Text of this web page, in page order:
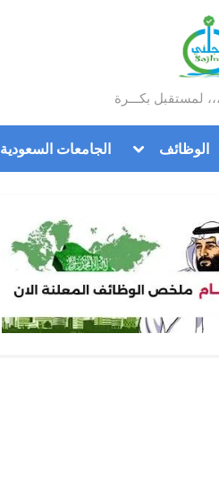
لمستقبل بكـــرة
الوظائف
Toggle
menu
الجامعات السعودية